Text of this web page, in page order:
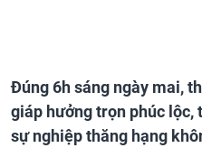
Đúng 6h sáng ngày mai,
giáp hưởng trọn phúc lộc,
sự nghiệp thăng hạng